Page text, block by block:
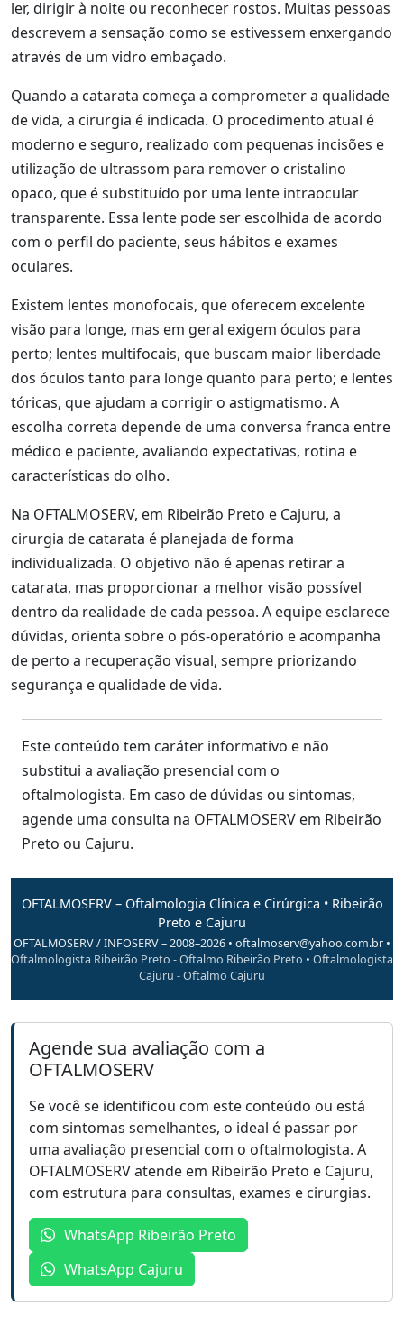
ler, dirigir à noite ou reconhecer rostos. Muitas pessoas
descrevem a sensação como se estivessem enxergando
através de um vidro embaçado.
Quando a catarata começa a comprometer a qualidade
de vida, a cirurgia é indicada. O procedimento atual é
moderno e seguro, realizado com pequenas incisões e
utilização de ultrassom para remover o cristalino
opaco, que é substituído por uma lente intraocular
transparente. Essa lente pode ser escolhida de acordo
com o perfil do paciente, seus hábitos e exames
oculares.
Existem lentes monofocais, que oferecem excelente
visão para longe, mas em geral exigem óculos para
perto; lentes multifocais, que buscam maior liberdade
dos óculos tanto para longe quanto para perto; e lentes
tóricas, que ajudam a corrigir o astigmatismo. A
escolha correta depende de uma conversa franca entre
médico e paciente, avaliando expectativas, rotina e
características do olho.
Na OFTALMOSERV, em Ribeirão Preto e Cajuru, a
cirurgia de catarata é planejada de forma
individualizada. O objetivo não é apenas retirar a
catarata, mas proporcionar a melhor visão possível
dentro da realidade de cada pessoa. A equipe esclarece
dúvidas, orienta sobre o pós-operatório e acompanha
de perto a recuperação visual, sempre priorizando
segurança e qualidade de vida.
Este conteúdo tem caráter informativo e não
substitui a avaliação presencial com o
oftalmologista. Em caso de dúvidas ou sintomas,
agende uma consulta na OFTALMOSERV em Ribeirão
Preto ou Cajuru.
OFTALMOSERV – Oftalmologia Clínica e Cirúrgica • Ribeirão
Preto e Cajuru
OFTALMOSERV / INFOSERV – 2008–2026 • oftalmoserv@yahoo.com.br •
Oftalmologista Ribeirão Preto - Oftalmo Ribeirão Preto • Oftalmologista
Cajuru - Oftalmo Cajuru
Agende sua avaliação com a
OFTALMOSERV
Se você se identificou com este conteúdo ou está
com sintomas semelhantes, o ideal é passar por
uma avaliação presencial com o oftalmologista. A
OFTALMOSERV atende em Ribeirão Preto e Cajuru,
com estrutura para consultas, exames e cirurgias.
WhatsApp Ribeirão Preto
WhatsApp Cajuru